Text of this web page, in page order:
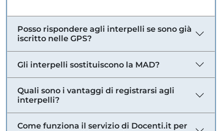
Posso rispondere agli interpelli se sono già
iscritto nelle GPS?
Gli interpelli sostituiscono la MAD?
Quali sono i vantaggi di registrarsi agli
interpelli?
Come funziona il servizio di Docenti.it per